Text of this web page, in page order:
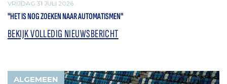
VRIJDAG 31 JULI 2026
"HET IS NOG ZOEKEN NAAR AUTOMATISMEN"
BEKIJK VOLLEDIG NIEUWSBERICHT
ALGEMEEN